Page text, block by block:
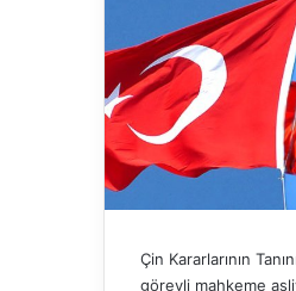
Çin Kararlarının
görevli mahkeme